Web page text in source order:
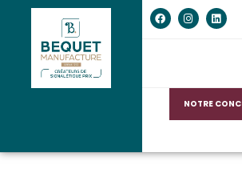
NOTRE